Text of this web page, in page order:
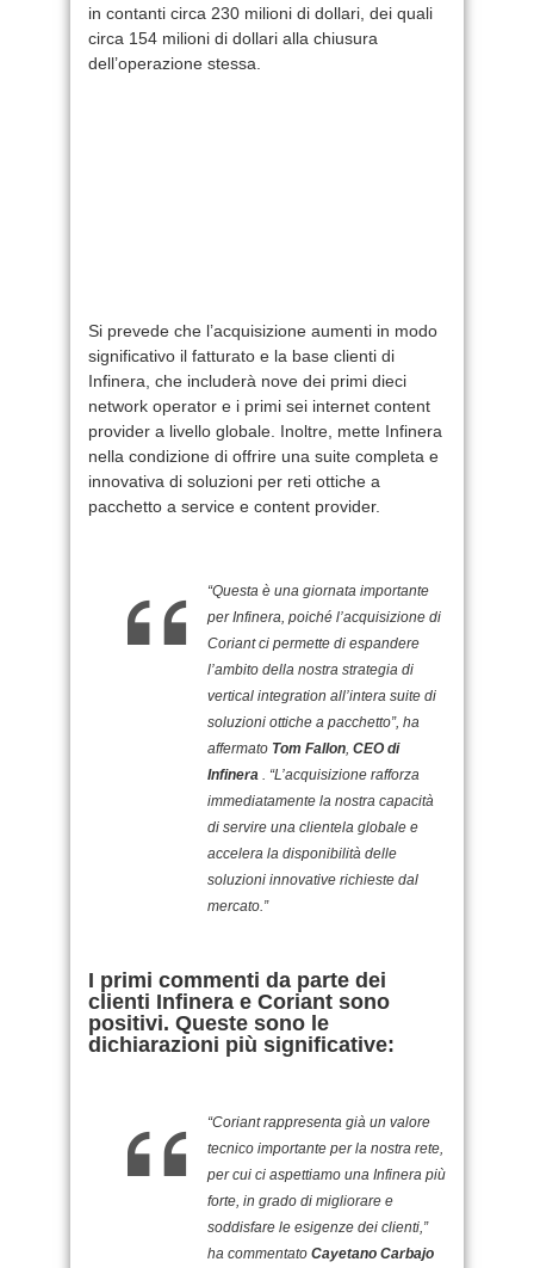
in contanti circa 230 milioni di dollari, dei quali
circa 154 milioni di dollari alla chiusura
dell’operazione stessa.
Si prevede che l’acquisizione aumenti in modo
significativo il fatturato e la base clienti di
Infinera, che includerà nove dei primi dieci
network operator e i primi sei internet content
provider a livello globale. Inoltre, mette Infinera
nella condizione di offrire una suite completa e
innovativa di soluzioni per reti ottiche a
pacchetto a service e content provider.
“Questa è una giornata importante
per Infinera, poiché l’acquisizione di
Coriant ci permette di espandere
l’ambito della nostra strategia di
vertical integration all’intera suite di
soluzioni ottiche a pacchetto”, ha
affermato Tom Fallon, CEO di
Infinera . “L’acquisizione rafforza
immediatamente la nostra capacità
di servire una clientela globale e
accelera la disponibilità delle
soluzioni innovative richieste dal
mercato.”
I primi commenti da parte dei
clienti Infinera e Coriant sono
positivi. Queste sono le
dichiarazioni più significative:
“Coriant rappresenta già un valore
tecnico importante per la nostra rete,
per cui ci aspettiamo una Infinera più
forte, in grado di migliorare e
soddisfare le esigenze dei clienti,”
ha commentato Cayetano Carbajo